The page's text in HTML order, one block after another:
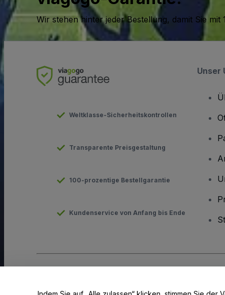
Wir stehen hinter jeder Bestellung, damit Sie
Weltklasse-Sicherheitskontrollen
Transparente Preisgestaltung
100-prozentige Bestellgarantie
Kundenservice von Anfang bis Ende
Unser